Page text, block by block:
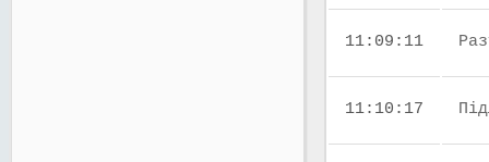
11:09:11
11:10:17